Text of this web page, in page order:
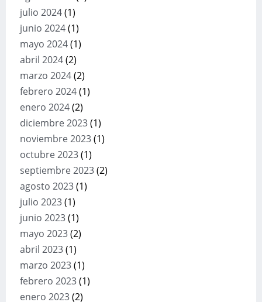
julio 2024(1)
junio 2024(1)
mayo 2024(1)
abril 2024(2)
marzo 2024(2)
febrero 2024(1)
enero 2024(2)
diciembre 2023(1)
noviembre 2023(1)
octubre 2023(1)
septiembre 2023(2)
agosto 2023(1)
julio 2023(1)
junio 2023(1)
mayo 2023(2)
abril 2023(1)
marzo 2023(1)
febrero 2023(1)
enero 2023(2)